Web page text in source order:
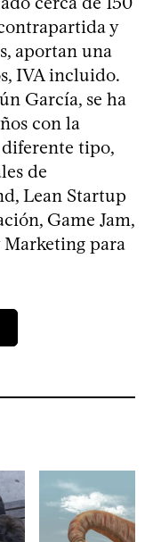
y
aportan una
IVA incluido.
García, se ha
con la
tipo,
de
Lean Startup
Game Jam,
Marketing para